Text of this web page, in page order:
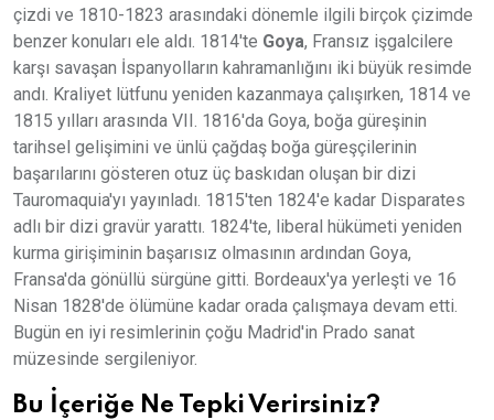
çizdi ve 1810-1823 arasındaki dönemle ilgili birçok çizimde
benzer konuları ele aldı. 1814'te Goya, Fransız işgalcilere
karşı savaşan İspanyolların kahramanlığını iki büyük resimde
andı. Kraliyet lütfunu yeniden kazanmaya çalışırken, 1814 ve
1815 yılları arasında VII. 1816'da Goya, boğa güreşinin
tarihsel gelişimini ve ünlü çağdaş boğa güreşçilerinin
başarılarını gösteren otuz üç baskıdan oluşan bir dizi
Tauromaquia'yı yayınladı. 1815'ten 1824'e kadar Disparates
adlı bir dizi gravür yarattı. 1824'te, liberal hükümeti yeniden
kurma girişiminin başarısız olmasının ardından Goya,
Fransa'da gönüllü sürgüne gitti. Bordeaux'ya yerleşti ve 16
Nisan 1828'de ölümüne kadar orada çalışmaya devam etti.
Bugün en iyi resimlerinin çoğu Madrid'in Prado sanat
müzesinde sergileniyor.
Bu İçeriğe Ne Tepki Verirsiniz?